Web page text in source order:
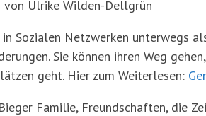
Dellgrün
Sozialen Netzwerken unterwegs
Sie können ihren Weg
geht. Hier zum Weiterlesen:
Familie, Freundschaften, die